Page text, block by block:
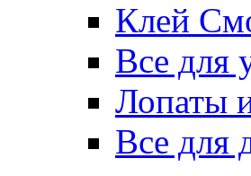
Клей
Все для
Лопаты
Все для